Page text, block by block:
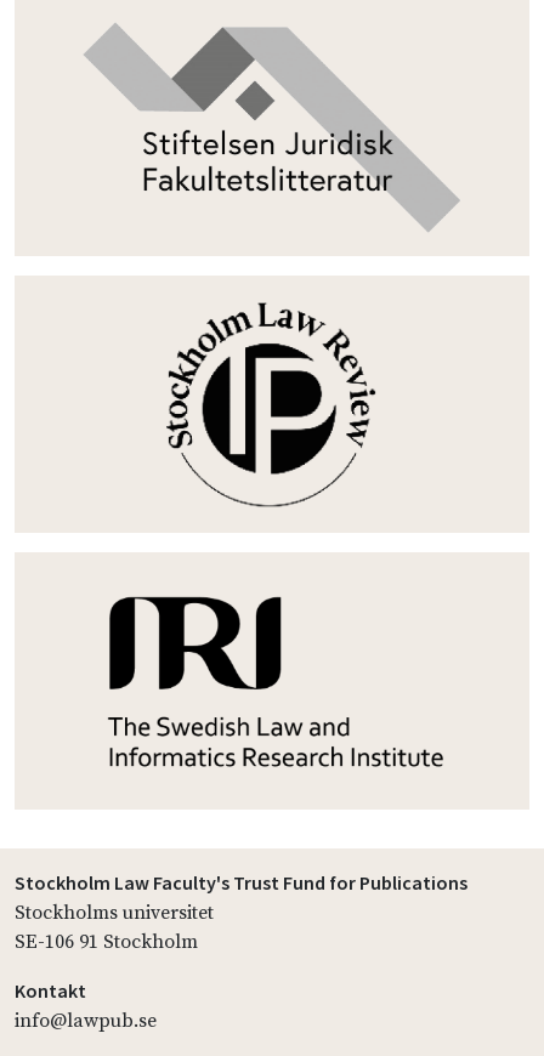
Stockholm Law Faculty's Trust Fund for Publications
Stockholms universitet
SE-106 91 Stockholm
Kontakt
info@lawpub.se